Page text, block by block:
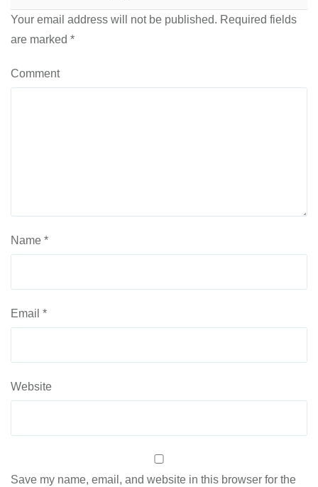
Your email address will not be published. Required fields
are marked *
Comment
Name *
Email *
Website
Save my name, email, and website in this browser for the